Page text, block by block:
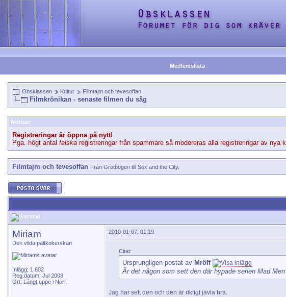
Medlemslista
Obsklassen Kultur Filmtajm och tevesoffan
Filmkrönikan - senaste filmen du såg
Notiser
Registreringar är öppna på nytt!
Pga. högt antal falska registreringar från spammare så modereras alla registreringar av
Filmtajm och tevesoffan Från Grötbögen till Sex and the City.
Miriam
Den vilda paltkokerskan
Inlägg: 1 602
Reg.datum: Jul 2008
Ort: Långt uppe i Norr.
2010-01-07, 01:19
Citat:
Ursprungligen postat av Mröff
Är det någon som sett den där hypade serien Mad
Jag har sett den och den är riktigt jävla bra.